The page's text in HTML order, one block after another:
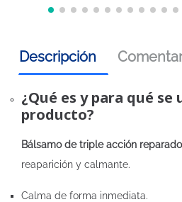
Descripción
¿Qué es y para qué se
producto?
Bálsamo de triple acción
reaparición y calmante.
Calma de forma inmediata.